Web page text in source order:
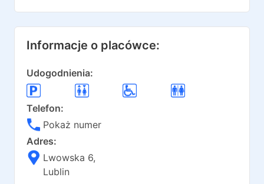
Informacje o placówce:
Udogodnienia:
Telefon:
Pokaż numer
Adres:
Lwowska 6,
Lublin